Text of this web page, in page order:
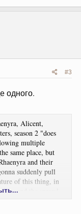
#3
одного.
Alicent,
season 2 "does
multiple
same place, but
and their
suddenly pull
of this thing, in
and the sprawl